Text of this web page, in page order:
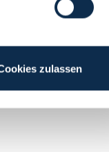
zulassen